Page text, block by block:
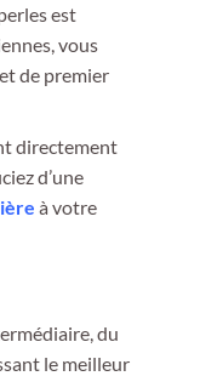
est
vous
de premier
directement
d’une
à votre
du
le meilleur